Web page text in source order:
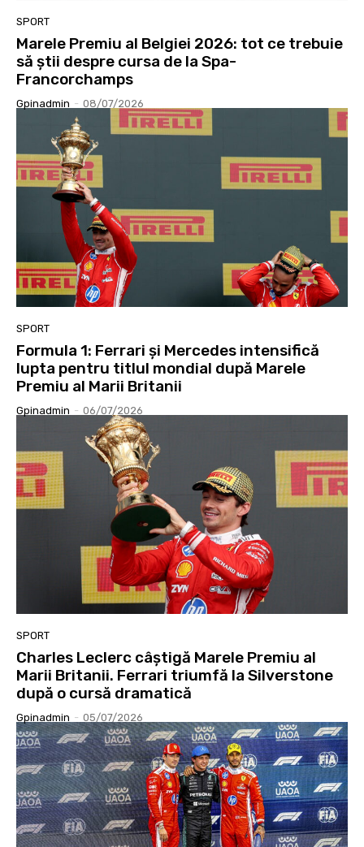
SPORT
Marele Premiu al Belgiei 2026: tot ce trebuie
să știi despre cursa de la Spa-
Francorchamps
Gpinadmin - 08/07/2026
SPORT
Formula 1: Ferrari și Mercedes intensifică
lupta pentru titlul mondial după Marele
Premiu al Marii Britanii
Gpinadmin - 06/07/2026
SPORT
Charles Leclerc câștigă Marele Premiu al
Marii Britanii. Ferrari triumfă la Silverstone
după o cursă dramatică
Gpinadmin - 05/07/2026